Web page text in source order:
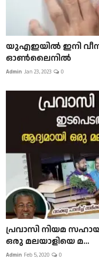
യുഎഇയിൽ ഇനി
ഓൺലൈനിൽ
Admin Jan 23, 2023 0
പ്രവാസി നിയമ സഹായ
ഒരു മലയാളിയെ മ...
Admin Feb 5, 2020 0